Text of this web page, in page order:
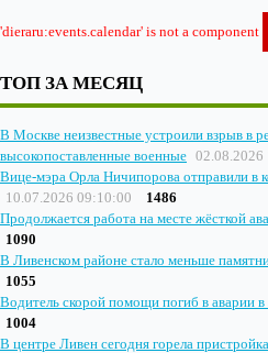
'dieraru:events.calendar' is not a component
ТОП ЗА МЕСЯЦ
В Москве неизвестные устроили взрыв в
высокопоставленные военные 02.08.2026
Вице-мэра Орла Ничипорова отправили в
10.07.2026 09:10:00
1486
Продолжается работа на месте жёсткой
1090
В Ливенском районе стало меньше
1055
Водитель скорой помощи погиб в аварии
1004
В центре Ливен сегодня горела